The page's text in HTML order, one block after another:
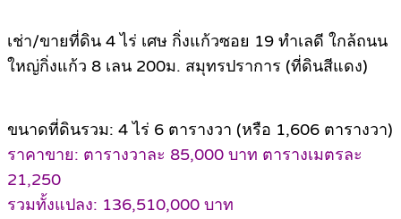
เช่า/ขายที่ดิน 4 ไร่ เศษ กิ่งแก้วซอย 19 ทำเลดี ใกล้ถนน
ใหญ่กิ่งแก้ว 8 เลน 200ม. สมุทรปราการ (ที่ดินสีแดง)
ขนาดที่ดินรวม: 4 ไร่ 6 ตารางวา (หรือ 1,606 ตารางวา)
ราคาขาย: ตารางวาละ 85,000 บาท ตารางเมตรละ
21,250
รวมทั้งแปลง: 136,510,000 บาท